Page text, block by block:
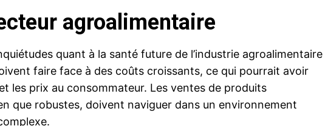
agroalimentaire
quant à la santé future de l’industrie agroalimentaire
faire face à des coûts croissants, ce qui pourrait avoir
les prix au consommateur. Les ventes de produits
que robustes, doivent naviguer dans un environnement